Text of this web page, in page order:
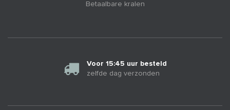
Betaalbare kralen
Voor 15:45 uur besteld
zelfde dag verzonden